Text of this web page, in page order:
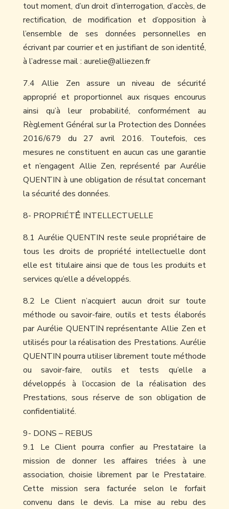
tout moment, d’un droit d’interrogation, d’accès, de
rectification, de modification et d’opposition à
l’ensemble de ses données personnelles en
écrivant par courrier et en justifiant de son identité́,
à l’adresse mail : aurelie@alliezen.fr
7.4 Allie Zen assure un niveau de sécurité
approprié et proportionnel aux risques encourus
ainsi qu’à leur probabilité, conformément au
Règlement Général sur la Protection des Données
2016/679 du 27 avril 2016. Toutefois, ces
mesures ne constituent en aucun cas une garantie
et n’engagent Allie Zen, représenté par Aurélie
QUENTIN à une obligation de résultat concernant
la sécurité des données.
8- PROPRIÉTÉ́ INTELLECTUELLE
8.1 Aurélie QUENTIN reste seule propriétaire de
tous les droits de propriété intellectuelle dont
elle est titulaire ainsi que de tous les produits et
services qu’elle a développés.
8.2 Le Client n’acquiert aucun droit sur toute
méthode ou savoir-faire, outils et tests élaborés
par Aurélie QUENTIN représentante Allie Zen et
utilisés pour la réalisation des Prestations. Aurélie
QUENTIN pourra utiliser librement toute méthode
ou savoir-faire, outils et tests qu’elle a
développés à l’occasion de la réalisation des
Prestations, sous réserve de son obligation de
confidentialité.
9- DONS – REBUS
9.1 Le Client pourra confier au Prestataire la
mission de donner les affaires triées à une
association, choisie librement par le Prestataire.
Cette mission sera facturée selon le forfait
convenu dans le devis. La mise au rebu des